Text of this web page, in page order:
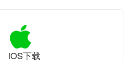
iOS下载